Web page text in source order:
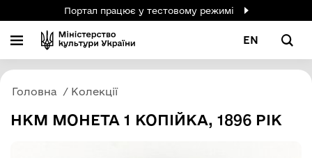
Портал працює у тестовому режимі
EN
Головна Колекції
НКМ МОНЕТА 1 КОПІЙКА, 1896 РІК